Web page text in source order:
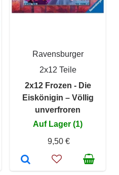
Ravensburger
2x12 Teile
2x12 Frozen - Die
Eiskönigin – Völlig
unverfroren
Auf Lager (1)
9,50 €